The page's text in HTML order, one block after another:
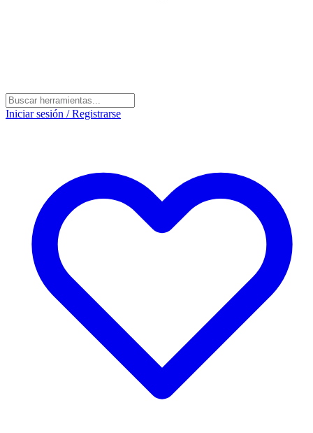
Iniciar sesión / Registrarse